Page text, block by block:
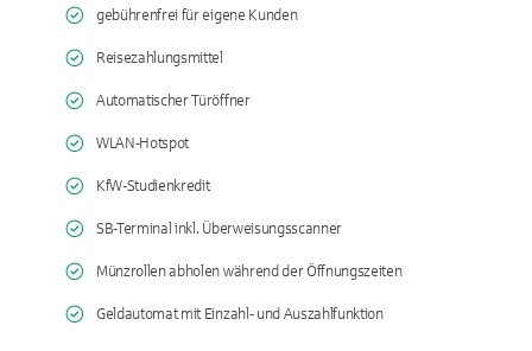
gebührenfrei für eigene Kunden
Reisezahlungsmittel
Automatischer Türöffner
WLAN-Hotspot
KfW-Studienkredit
SB-Terminal inkl. Überweisungsscanner
Münzrollen abholen während der Öffnungszeiten
Geldautomat mit Einzahl- und Auszahlfunktion